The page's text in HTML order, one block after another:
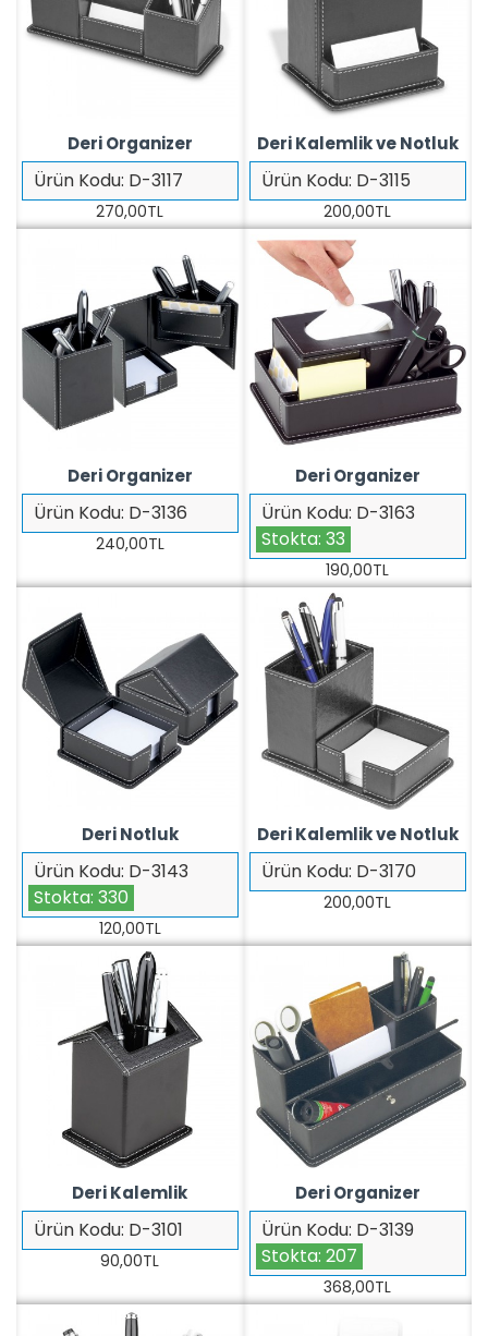
Ürün Kodu: D-3117
Deri Organizer
270,00TL
Ürün Kodu: D-3115
Deri Kalemlik ve Notluk
200,00TL
Ürün Kodu: D-3136
Deri Organizer
240,00TL
Ürün Kodu: D-3163
Stokta: 33
Deri Organizer
190,00TL
Ürün Kodu: D-3143
Stokta: 330
Deri Notluk
120,00TL
Ürün Kodu: D-3170
Deri Kalemlik ve Notluk
200,00TL
Ürün Kodu: D-3101
Deri Kalemlik
90,00TL
Ürün Kodu: D-3139
Stokta: 207
Deri Organizer
368,00TL